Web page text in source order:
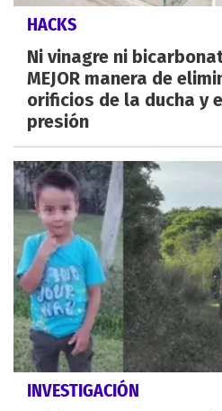
HACKS
Ni vinagre ni
MEJOR manera de
orificios de la ducha y
presión
INVESTIGACIÓN